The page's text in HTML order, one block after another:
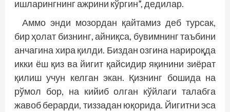
ишларингнинг ажрини кўргин”, дедилар.
Аммо энди мозордан қайтамиз деб турсак,
бир ҳолат бизнинг, айниқса, бувимнинг таъбини
анчагина хира қилди. Биздан озгина нарироқда
икки ёш қиз ва йигит қайсидир яқинини зиёрат
қилиш учун келган экан. Қизнинг бошида на
рўмол бор, на кийиб олган кўйлаги талабга
жавоб берарди, тиззадан юқорида. Йигитни эса